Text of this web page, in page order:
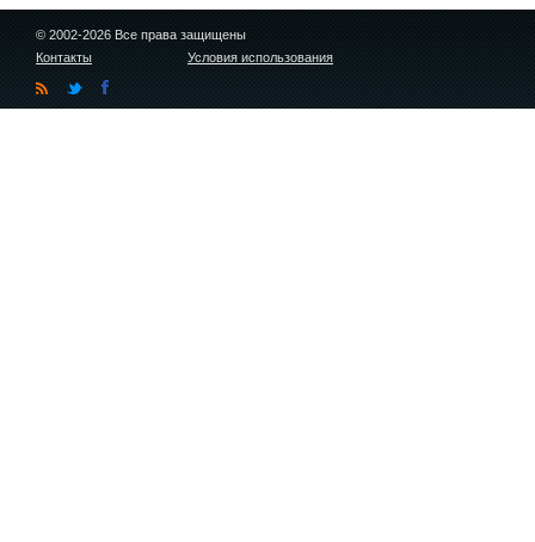
© 2002-2026 Все права защищены
Контакты
Условия использования